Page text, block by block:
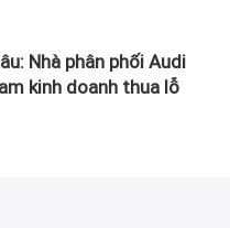
Nhà phân phối Audi
kinh doanh thua lỗ